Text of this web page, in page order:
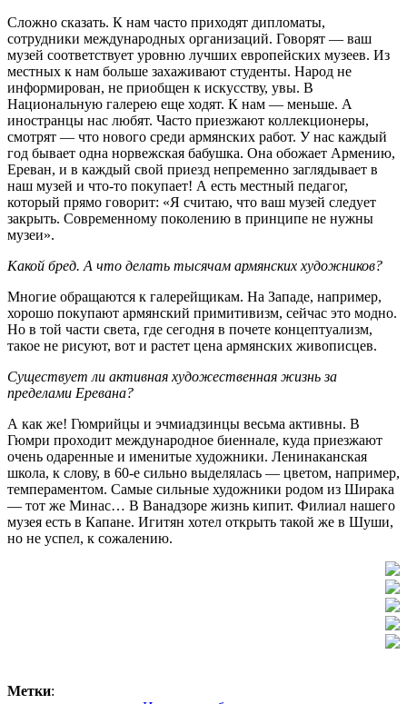
Сложно сказать. К нам часто приходят дипломаты,
сотрудники международных организаций. Говорят — ваш
музей соответствует уровню лучших европейских музеев. Из
местных к нам больше захаживают студенты. Народ не
информирован, не приобщен к искусству, увы. В
Национальную галерею еще ходят. К нам — меньше. А
иностранцы нас любят. Часто приезжают коллекционеры,
смотрят — что нового среди армянских работ. У нас каждый
год бывает одна норвежская бабушка. Она обожает Армению,
Ереван, и в каждый свой приезд непременно заглядывает в
наш музей и что-то покупает! А есть местный педагог,
который прямо говорит: «Я считаю, что ваш музей следует
закрыть. Современному поколению в принципе не нужны
музеи».
Какой бред. А что делать тысячам армянских художников?
Многие обращаются к галерейщикам. На Западе, например,
хорошо покупают армянский примитивизм, сейчас это модно.
Но в той части света, где сегодня в почете концептуализм,
такое не рисуют, вот и растет цена армянских живописцев.
Существует ли активная художественная жизнь за
пределами Еревана?
А как же! Гюмрийцы и эчмиадзинцы весьма активны. В
Гюмри проходит международное биеннале, куда приезжают
очень одаренные и именитые художники. Ленинаканская
школа, к слову, в 60-е сильно выделялась — цветом, например,
темпераментом. Самые сильные художники родом из Ширака
— тот же Минас… В Ванадзоре жизнь кипит. Филиал нашего
музея есть в Капане. Игитян хотел открыть такой же в Шуши,
но не успел, к сожалению.
Метки: